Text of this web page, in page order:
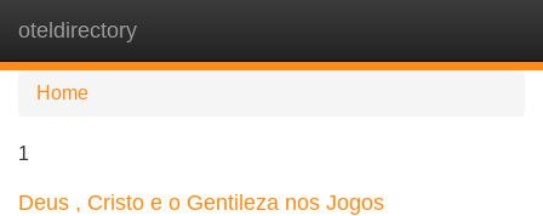
oteldirectory
Home
1
Deus , Cristo e o Gentileza nos Jogos